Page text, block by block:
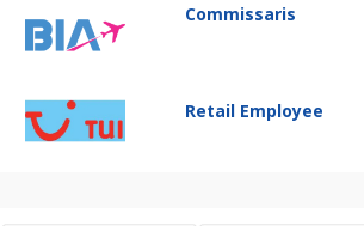
Commissaris
Retail Employee